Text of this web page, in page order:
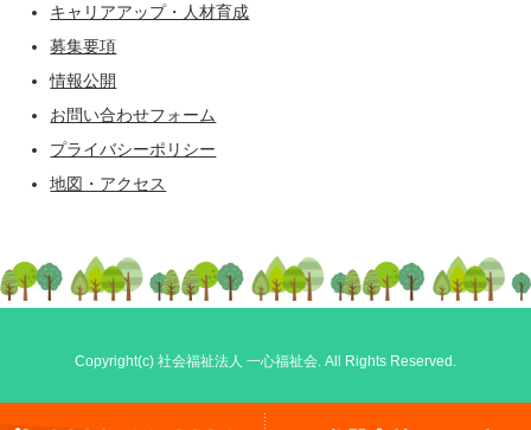
キャリアアップ・人材育成
募集要項
情報公開
お問い合わせフォーム
プライバシーポリシー
地図・アクセス
Copyright(c) 社会福祉法人 一心福祉会. All Rights Reserved.